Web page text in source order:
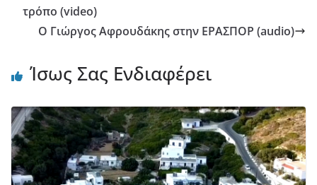
τρόπο (video)
Ο Γιώργος Αφρουδάκης στην ΕΡΑΣΠΟΡ (audio)
Ίσως Σας Ενδιαφέρει